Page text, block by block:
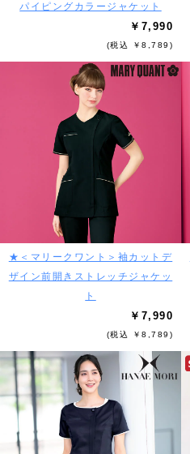
パイピングカラージャケット
￥7,990
(税込 ￥8,789)
★＜マリークワント＞袖カットデ
ザイン前開きストレッチジャケッ
ト
￥7,990
(税込 ￥8,789)